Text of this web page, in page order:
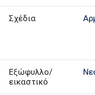
Σχέδια
Εξώφυλλο/
εικαστικό